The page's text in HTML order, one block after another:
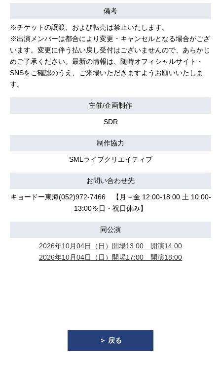
備考
※チケットの譲渡、および転売は禁止いたします。
※出演メンバーは都合により変更・キャンセルとなる場合がござ
います。変更に伴う払い戻し受付はございませんので、あらかじ
めご了承ください。最新の情報は、随時オフィシャルサイト・
SNSをご確認のうえ、ご来場いただきますようお願いいたしま
す。
主催/企画制作
SDR
制作協力
SMLライブクリエイティブ
お問い合わせ先
キョードー東海(052)972-7466 【月～金 12:00-18:00 土 10:00-
13:00※日・祝日休み】
同公演
2026年10月04日（日）開場13:00 開演14:00
2026年10月04日（日）開場17:00 開演18:00
＞ 戻る